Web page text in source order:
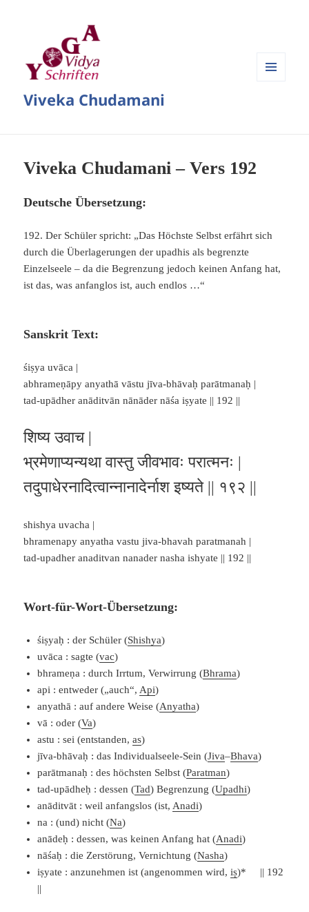
Viveka Chudamani
Viveka Chudamani – Vers 192
Deutsche Übersetzung:
192. Der Schüler spricht: „Das Höchste Selbst erfährt sich
durch die Überlagerungen der upadhis als begrenzte
Einzelseele – da die Begrenzung jedoch keinen Anfang hat,
ist das, was anfanglos ist, auch endlos …“
Sanskrit Text:
śiṣya uvāca |
abhrameṇāpy anyathā vāstu jīva-bhāvaḥ parātmanaḥ |
tad-upādher anāditvān nānāder nāśa iṣyate || 192 ||
शिष्य उवाच |
भ्रमेणाप्यन्यथा वास्तु जीवभावः परात्मनः |
तदुपाधेरनादित्वान्नानादेर्नाश इष्यते || १९२ ||
shishya uvacha |
bhramenapy anyatha vastu jiva-bhavah paratmanah |
tad-upadher anaditvan nanader nasha ishyate || 192 ||
Wort-für-Wort-Übersetzung:
śiṣyaḥ : der Schüler (Shishya)
uvāca : sagte (vac)
bhrameṇa : durch Irrtum, Verwirrung (Bhrama)
api : entweder („auch“,Api)
anyathā : auf andere Weise (Anyatha)
vā : oder (Va)
astu : sei (entstanden,as)
jīva-bhāvaḥ : das Individualseele-Sein (Jiva–Bhava)
parātmanaḥ : des höchsten Selbst (Paratman)
tad-upādheḥ : dessen (Tad) Begrenzung (Upadhi)
anāditvāt : weil anfangslos (ist,Anadi)
na : (und) nicht (Na)
anādeḥ : dessen, was keinen Anfang hat (Anadi)
nāśaḥ : die Zerstörung, Vernichtung (Nasha)
iṣyate : anzunehmen ist (angenommen wird,iṣ)* || 192
||